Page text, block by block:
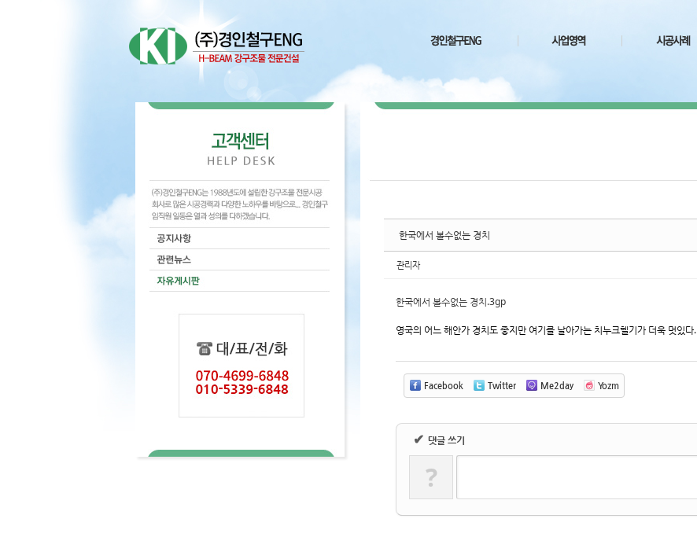
한국에서 볼수없는 경치
관리자
한국에서 볼수없는 경치.3gp
영국의 어느 해안가 경치도 좋지만 여기를 날아가는 치누크헬기가 더욱 멋있다.
Facebook Twitter Me2day Yozm
✔ 댓글 쓰기
?
Sketchbook5, 스케치북5
Sketchbook5, 스케치북5
Sketchbook5, 스케치북5
Sketchbook5, 스케치북5